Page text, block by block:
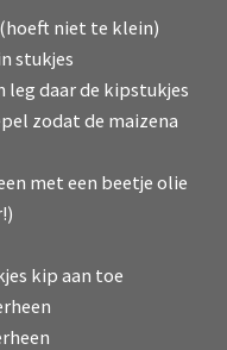
niet te klein)
stukjes
leg daar de kipstukjes
zodat de maizena
met een beetje olie
kip aan toe